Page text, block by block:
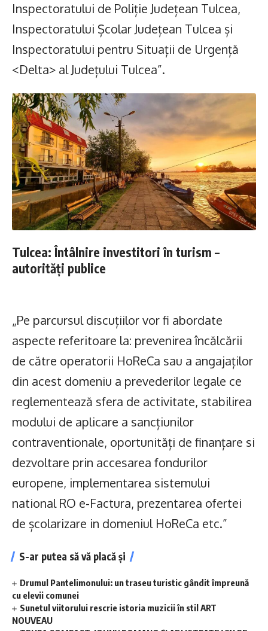
Inspectoratului de Poliție Județean Tulcea,
Inspectoratului Școlar Județean Tulcea și
Inspectoratului pentru Situații de Urgență
<Delta> al Județului Tulcea”.
Tulcea: Întâlnire investitori în turism –
autorități publice
„Pe parcursul discuțiilor vor fi abordate
aspecte referitoare la: prevenirea încălcării
de către operatorii HoReCa sau a angajaților
din acest domeniu a prevederilor legale ce
reglementează sfera de activitate, stabilirea
modului de aplicare a sancțiunilor
contraventionale, oportunități de finanțare si
dezvoltare prin accesarea fondurilor
europene, implementarea sistemului
national RO e-Factura, prezentarea ofertei
de școlarizare in domeniul HoReCa etc.”
S-ar putea să vă placă și
Drumul Pantelimonului: un traseu turistic gândit împreună
cu elevii comunei
Sunetul viitorului rescrie istoria muzicii în stil ART
NOUVEAU